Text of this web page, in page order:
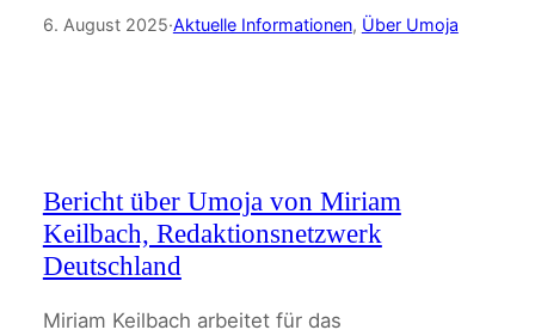
6. August 2025·Aktuelle Informationen, Über Umoja
Bericht über Umoja von Miriam
Keilbach, Redaktionsnetzwerk
Deutschland
Miriam Keilbach arbeitet für das